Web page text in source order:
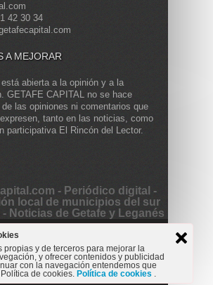
42 30 34
A MEJORAR
abierta a la opinión y a la
GETAFE CAPITAL no se hace
de las opiniones ni comentarios que
tanto en las noticias, como
participativa El Rincón del Lector.
- Periódico digital -
local de municipios del sur
- Noticias de Getafe y Leganés
Getafe Capital. Powered by
Cultura Deportes
Entrevista
propias y de terceros para mejorar la
y ofrecer contenidos y publicidad
con la navegación entendemos que
de cookies. Política de cookies .